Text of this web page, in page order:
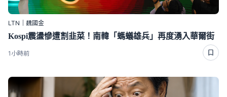
LTN｜魏國金
Kospi震盪慘遭割韭菜！南韓「螞蟻雄兵」再度湧入華爾街
1小時前